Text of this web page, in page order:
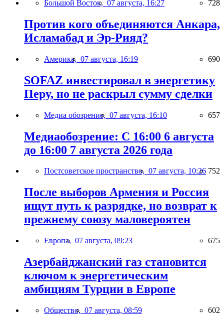
Большой Восток, 07 августа, 16:27 728
Против кого объединяются Анкара,
Исламабад и Эр-Рияд?
Америка, 07 августа, 16:19 690
SOFAZ инвестировал в энергетику
Перу, но не раскрыл сумму сделки
Медиа обозрение, 07 августа, 16:10 657
Медиаобозрение: С 16:00 6 августа
до 16:00 7 августа 2026 года
Постсоветское пространство, 07 августа, 10:26 752
После выборов Армения и Россия
ищут путь к разрядке, но возврат к
прежнему союзу маловероятен
Европа, 07 августа, 09:23 675
Азербайджанский газ становится
ключом к энергетическим
амбициям Турции в Европе
Общество, 07 августа, 08:59 602